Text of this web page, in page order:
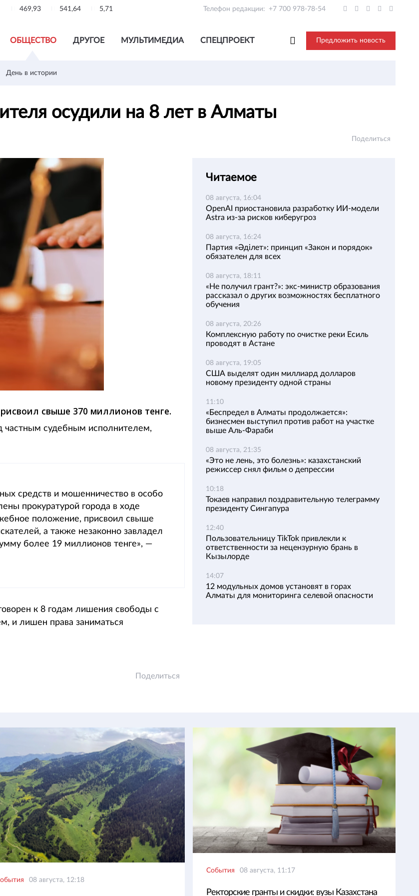
469,93 541,64 5,71 Телефон редакции: +7 700 978-78-54
ОБЩЕСТВО ДРУГОЕ МУЛЬТИМЕДИА СПЕЦПРОЕКТ Предложить новость
День в истории
осудили на 8 лет в Алматы
Поделиться
свыше 370 миллионов тенге.
частным судебным исполнителем,
средств и мошенничество в особо
прокуратурой города в ходе
положение, присвоил свыше
а также незаконно завладел
более 19 миллионов тенге», —
к 8 годам лишения свободы с
и лишен права заниматься
Поделиться
Читаемое
08 августа, 16:04
OpenAI приостановила разработку ИИ-модели
Astra из-за рисков киберугроз
08 августа, 16:24
Партия «Әділет»: принцип «Закон и порядок»
обязателен для всех
08 августа, 18:11
«Не получил грант?»: экс-министр образования
рассказал о других возможностях бесплатного
обучения
08 августа, 20:26
Комплексную работу по очистке реки Есиль
проводят в Астане
08 августа, 19:05
США выделят один миллиард долларов
новому президенту одной страны
11:10
«Беспредел в Алматы продолжается»:
бизнесмен выступил против работ на участке
выше Аль-Фараби
08 августа, 21:35
«Это не лень, это болезнь»: казахстанский
режиссер снял фильм о депрессии
10:18
Токаев направил поздравительную телеграмму
президенту Сингапура
12:40
Пользовательницу TikTok привлекли к
ответственности за нецензурную брань в
Кызылорде
14:07
12 модульных домов установят в горах
Алматы для мониторинга селевой опасности
08 августа, 12:18
События 08 августа, 11:17
Ректорские гранты и скидки: вузы Казахстана